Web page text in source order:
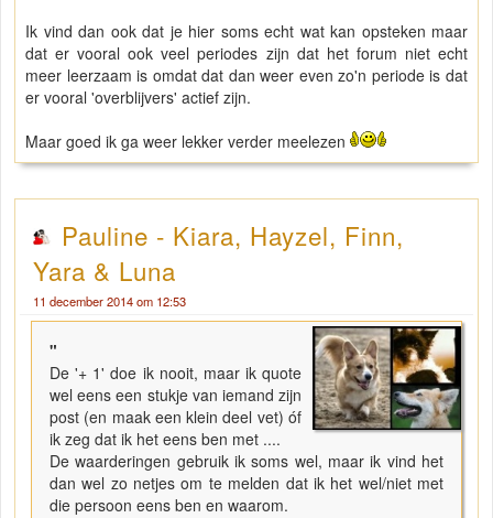
Ik vind dan ook dat je hier soms echt wat kan opsteken maar
dat er vooral ook veel periodes zijn dat het forum niet echt
meer leerzaam is omdat dat dan weer even zo'n periode is dat
er vooral 'overblijvers' actief zijn.
Maar goed ik ga weer lekker verder meelezen
Pauline - Kiara, Hayzel, Finn,
Yara & Luna
11 december 2014 om 12:53
"
De '+ 1' doe ik nooit, maar ik quote
wel eens een stukje van iemand zijn
post (en maak een klein deel vet) óf
ik zeg dat ik het eens ben met ....
De waarderingen gebruik ik soms wel, maar ik vind het
dan wel zo netjes om te melden dat ik het wel/niet met
die persoon eens ben en waarom.